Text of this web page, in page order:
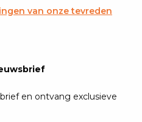
van onze tevreden
en ontvang exclusieve